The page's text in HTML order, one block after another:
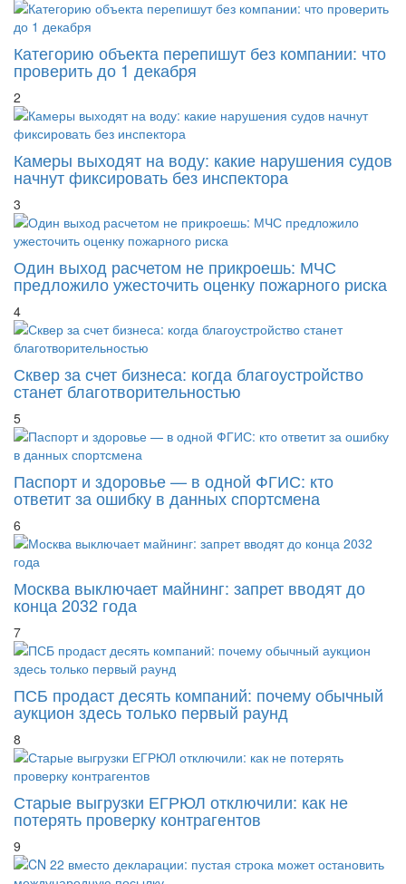
Категорию объекта перепишут без компании: что
проверить до 1 декабря
2
Камеры выходят на воду: какие нарушения судов
начнут фиксировать без инспектора
3
Один выход расчетом не прикроешь: МЧС
предложило ужесточить оценку пожарного риска
4
Сквер за счет бизнеса: когда благоустройство
станет благотворительностью
5
Паспорт и здоровье — в одной ФГИС: кто
ответит за ошибку в данных спортсмена
6
Москва выключает майнинг: запрет вводят до
конца 2032 года
7
ПСБ продаст десять компаний: почему обычный
аукцион здесь только первый раунд
8
Старые выгрузки ЕГРЮЛ отключили: как не
потерять проверку контрагентов
9